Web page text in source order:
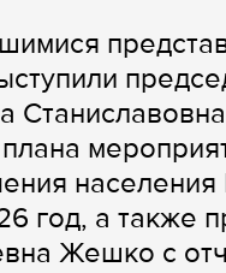
год, а также
Жешко с